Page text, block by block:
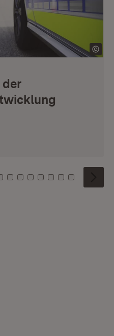
3 4 5
Kachel: 6
Zu Kachel: 7
Zu Kachel: 8
Zu Kachel: 9
Zu Kachel: 10
Zu Kachel: 11
Zu Kachel: 12
Zu Kachel:
Zu